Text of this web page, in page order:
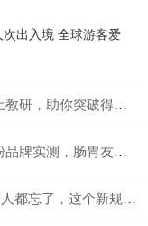
出入境 全球游客爱
助你突破得分瓶颈
测，肠胃友好款推荐
这个新规才是当头一棒